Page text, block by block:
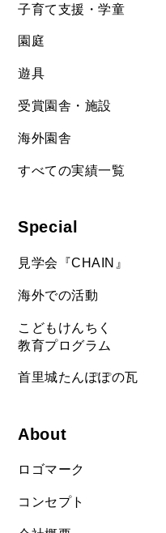
子育て支援・学童
園庭
遊具
受賞園舎・施設
海外園舎
すべての実績一覧
Special
見学会『CHAIN』
海外での活動
こどもけんちく
教育プログラム
首里城たんぽぽの瓦
About
ロゴマーク
コンセプト